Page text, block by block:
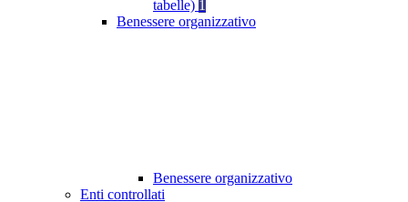
tabelle) 1
Benessere organizzativo
Benessere organizzativo
Enti controllati